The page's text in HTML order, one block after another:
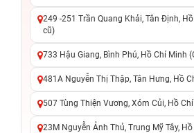
249 -251 Trần Quang Khải, Tân Định,
cũ)
733 Hậu Giang, Bình Phú, Hồ Chí Minh
481A Nguyễn Thị Thập, Tân Hưng, Hồ
507 Tùng Thiện Vương, Xóm Củi, Hồ
23M Nguyễn Ảnh Thủ, Trung Mỹ Tây,